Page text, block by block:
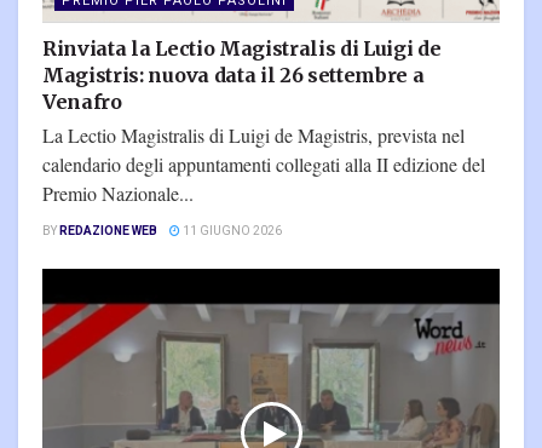
Rinviata la Lectio Magistralis di Luigi de
Magistris: nuova data il 26 settembre a
Venafro
La Lectio Magistralis di Luigi de Magistris, prevista nel
calendario degli appuntamenti collegati alla II edizione del
Premio Nazionale...
BYREDAZIONE WEB 11 GIUGNO 2026